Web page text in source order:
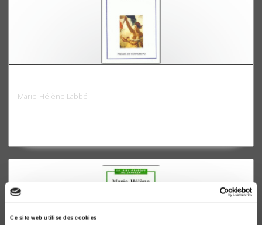
Ce site web utilise des cookies
Marie-Hélène Labbé